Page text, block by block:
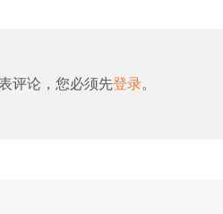
评论，您必须先登录。